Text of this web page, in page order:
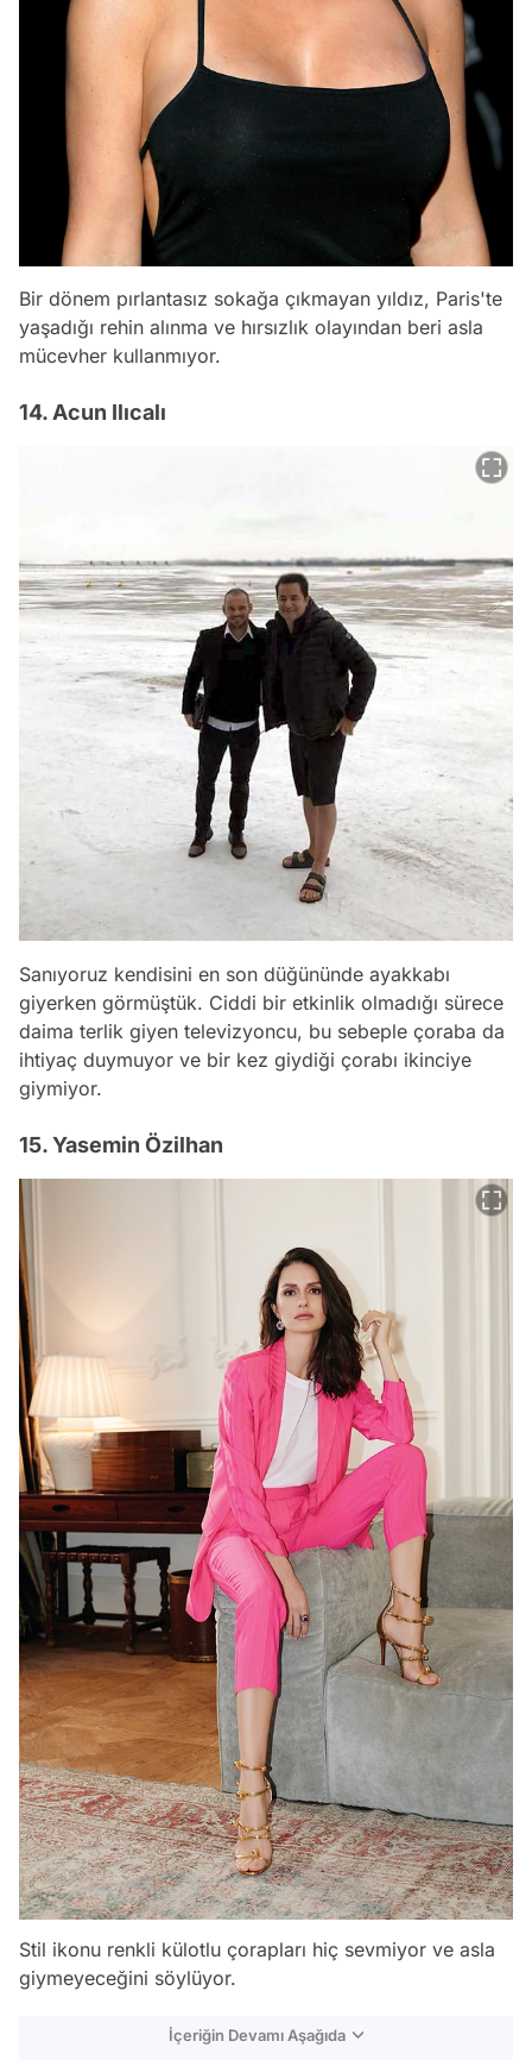
Bir dönem pırlantasız sokağa çıkmayan yıldız, Paris'te
yaşadığı rehin alınma ve hırsızlık olayından beri asla
mücevher kullanmıyor.
14. Acun Ilıcalı
Sanıyoruz kendisini en son düğününde ayakkabı
giyerken görmüştük. Ciddi bir etkinlik olmadığı sürece
daima terlik giyen televizyoncu, bu sebeple çoraba da
ihtiyaç duymuyor ve bir kez giydiği çorabı ikinciye
giymiyor.
15. Yasemin Özilhan
Stil ikonu renkli külotlu çorapları hiç sevmiyor ve asla
giymeyeceğini söylüyor.
İçeriğin Devamı Aşağıda